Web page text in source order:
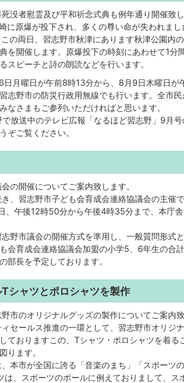
没者慰霊及び平和祈念式典も例年通り開催致し
に原爆が投下され、多くの尊い命が失われまし
の両日、習志野市秋津にあります秋津公園内
を開催します。原爆投下の時刻にあわせて1分
スピーチと詩の朗読などを行います。
月曜日が午前8時13分から、8月9日木曜日が
志野市の防災行政用無線でも行います。全市
なさまもご参列いただければと思います。
放送中のテレビ広報「なるほど習志野」9月
ぞご覧ください。
の開催についてご案内致します。
、習志野市子ども会育成会連絡協議会の主催
、午後12時50分から午後4時35分まで、本庁
野市議会の開催方式を準用し、一般質問形式
会育成会連絡協議会加盟の小学5、6年生の合
部長を予定しております。
シャツとポロシャツを製作
市のオリジナルグッズの製作についてご案内致
セールス推進の一環として、習志野市オリジ
ておりますこの、Tシャツ・ポロシャツを着る
ります。
本市が全国に誇る「音楽のまち」「スポーツ
は、スポーツのボールに例えておりまして、ス